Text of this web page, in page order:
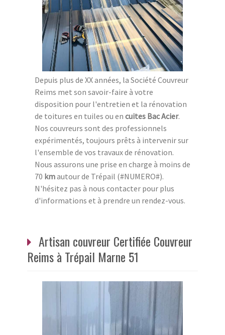
Depuis plus de XX années, la Société Couvreur
Reims met son savoir-faire à votre
disposition pour l'entretien et la rénovation
de toitures en tuiles ou en cuites Bac Acier.
Nos couvreurs sont des professionnels
expérimentés, toujours prêts à intervenir sur
l'ensemble de vos travaux de rénovation.
Nous assurons une prise en charge à moins de
70 kmautour de Trépail (#NUMERO#).
N'hésitez pas à nous contacter pour plus
d'informations et à prendre un rendez-vous.
Artisan couvreur Certifiée Couvreur
Reims à Trépail Marne 51